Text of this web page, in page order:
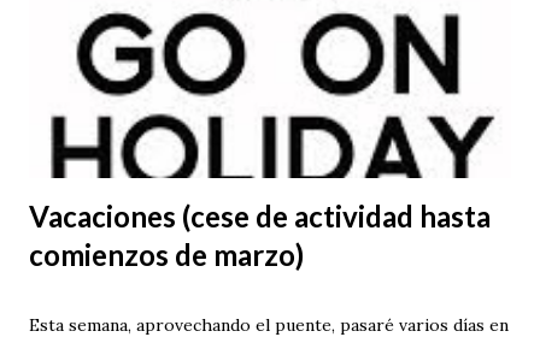
Vacaciones (cese de actividad hasta
comienzos de marzo)
Esta semana, aprovechando el puente, pasaré varios días en